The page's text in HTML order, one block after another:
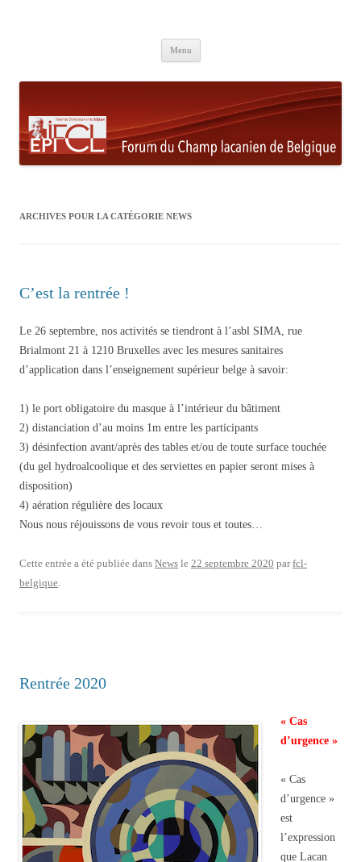
Menu
ARCHIVES POUR LA CATÉGORIE NEWS
C’est la rentrée !
Le 26 septembre, nos activités se tiendront à l’asbl SIMA, rue
Brialmont 21 à 1210 Bruxelles avec les mesures sanitaires
d’application dans l’enseignement supérieur belge à savoir:
1) le port obligatoire du masque à l’intérieur du bâtiment
2) distanciation d’au moins 1m entre les participants
3) désinfection avant/après des tables et/ou de toute surface touchée
(du gel hydroalcoolique et des serviettes en papier seront mises à
disposition)
4) aération régulière des locaux
Nous nous réjouissons de vous revoir tous et toutes…
Cette entrée a été publiée dans News le 22 septembre 2020 parfcl-
belgique.
Rentrée 2020
« Cas
d’urgence »
« Cas
d’urgence »
est
l’expression
que Lacan